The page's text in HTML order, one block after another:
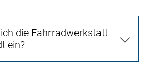
die Fahrradwerkstatt
ein?